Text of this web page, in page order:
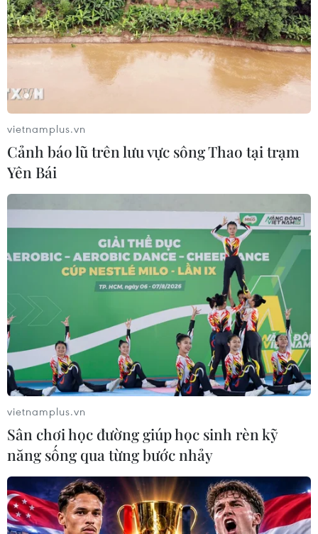
Lực lượng Nga và Ukraine tiến hành trao
đổi tù binh lần thứ 5
20/04/2022 03:45
Phó Thủ tướng Ukraine Iryna Vereshchuk cho biết trong
đợt trao đổi tù binh lần này, có 76 tù binh người Ukraine,
trong đó có 16 dân thường được trả tự do.
IMF: Rủi ro với sự ổn định tài chính gia
tăng do xung đột Nga-Ukraine
20/04/2022 04:12
vietnamplus.vn
Cảnh báo lũ trên lưu vực sông Thao tại trạm
Yên Bái
vietnamplus.vn
Sân chơi học đường giúp học sinh rèn kỹ
năng sống qua từng bước nhảy